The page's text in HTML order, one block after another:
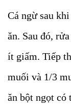
Cá ngừ sau
ăn. Sau đó,
ít giấm. Tiếp
muối và 1/3
ăn bột ngọt có